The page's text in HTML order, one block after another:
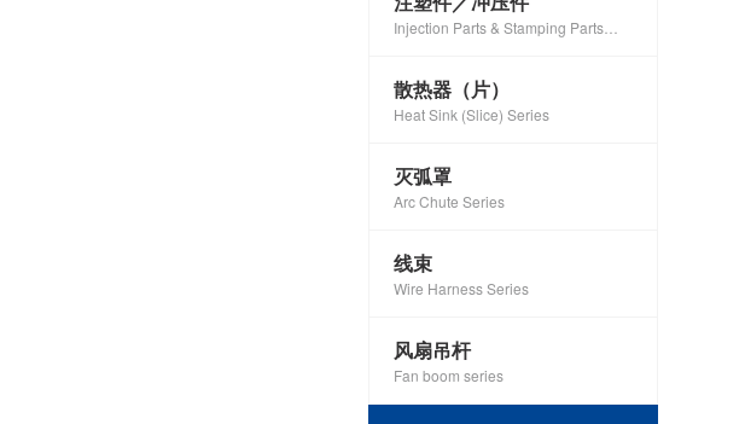
Injection Parts & Stamping Parts
散热器（片）
Heat Sink (Slice) Series
灭弧罩
Arc Chute Series
线束
Wire Harness Series
风扇吊杆
Fan boom series